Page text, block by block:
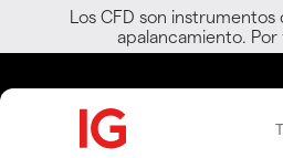
Los CFD son
apalancamiento.